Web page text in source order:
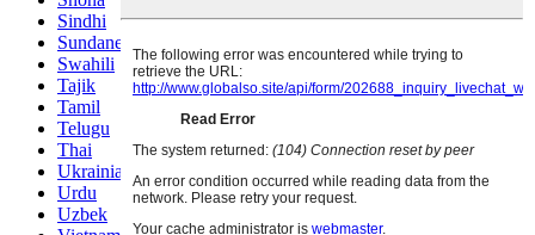
Sindhi
Sundanese
Swahili
Tajik
Tamil
Telugu
Thai
Ukrainian
Urdu
Uzbek